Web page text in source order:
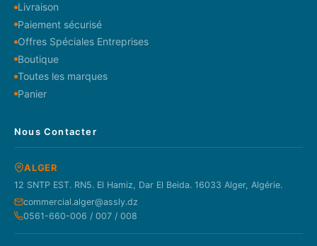
Livraison
Paiement sécurisé
Offres Spéciales Entreprises
Boutique
Toutes les marques
Panier
Nous Contacter
ALGER
12 SNTP EST. RN5. El Hamiz, Dar El Beida. 16033 Alger, Algérie.
commercial.alger@assly.dz
0561-660-006 / 007 / 008